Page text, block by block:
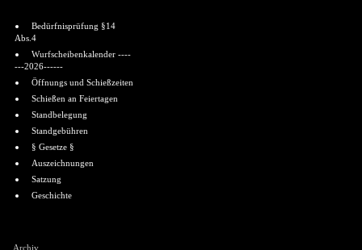
Bedürfnisprüfung §14
Abs.4
Wurfscheibenkalender ----
---2026------
Öffnungs und Schießzeiten
Schießen an Feiertagen
Standbelegung
Standgebühren
§ Gesetze §
Auszeichnungen
Satzung
Geschichte
Archiv